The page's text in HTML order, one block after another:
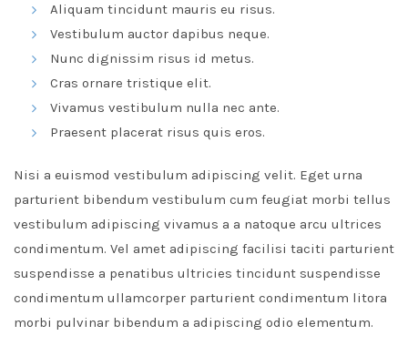
Aliquam tincidunt mauris eu risus.
Vestibulum auctor dapibus neque.
Nunc dignissim risus id metus.
Cras ornare tristique elit.
Vivamus vestibulum nulla nec ante.
Praesent placerat risus quis eros.
Nisi a euismod vestibulum adipiscing velit. Eget urna
parturient bibendum vestibulum cum feugiat morbi tellus
vestibulum adipiscing vivamus a a natoque arcu ultrices
condimentum. Vel amet adipiscing facilisi taciti parturient
suspendisse a penatibus ultricies tincidunt suspendisse
condimentum ullamcorper parturient condimentum litora
morbi pulvinar bibendum a adipiscing odio elementum.